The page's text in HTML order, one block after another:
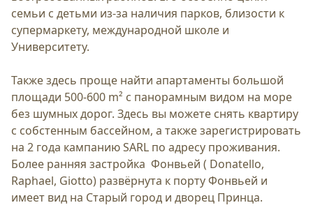
семьи с детьми из-за наличия парков, близости к
супермаркету, международной школе и
Университету.
Также здесь проще найти апартаменты большой
площади 500-600 m² с панорамным видом на море
без шумных дорог. Здесь вы можете снять квартиру
с собстенным бассейном, а также зарегистрировать
на 2 года кампанию SARL по адресу проживания.
Более ранняя застройка Фонвьей ( Donatello,
Raphael, Giotto) развёрнута к порту Фонвьей и
имеет вид на Старый город и дворец Принца.